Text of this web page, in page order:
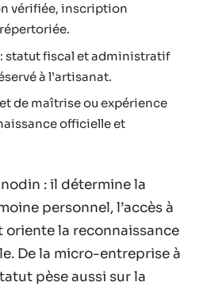
vérifiée, inscription
statut fiscal et administratif
à l’artisanat.
de maîtrise ou expérience
officielle et
: il détermine la
personnel, l’accès à
oriente la reconnaissance
De la micro-entreprise à
pèse aussi sur la